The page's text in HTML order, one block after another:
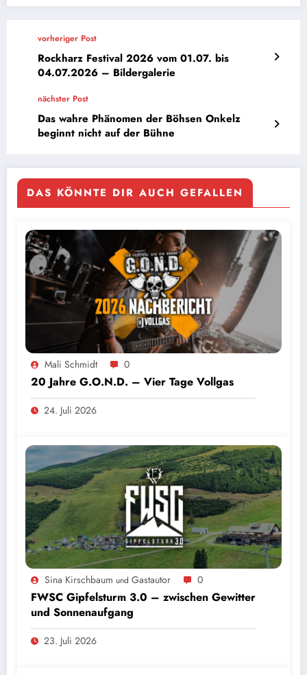
vorheriger Post
Rockharz Festival 2026 vom 01.07. bis
04.07.2026 – Bildergalerie
nächster Post
Das wahre Phänomen der Böhsen Onkelz
beginnt nicht auf der Bühne
DAS KÖNNTE DIR AUCH GEFALLEN
Mali Schmidt 0
20 Jahre G.O.N.D. – Vier Tage Vollgas
24. Juli 2026
Sina Kirschbaum und Gastautor 0
FWSC Gipfelsturm 3.0 – zwischen Gewitter
und Sonnenaufgang
23. Juli 2026